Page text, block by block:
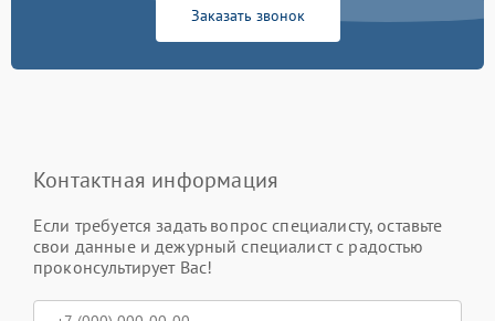
Заказать звонок
Контактная информация
Если требуется задать вопрос специалисту, оставьте
свои данные и дежурный специалист с радостью
проконсультирует Вас!